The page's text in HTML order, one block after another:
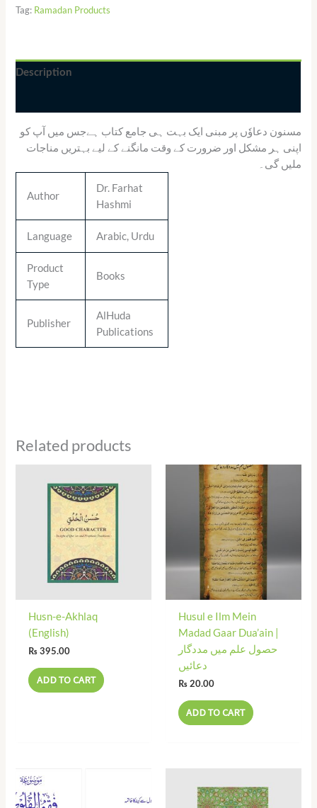
Tag: Ramadan Products
Description
مسنون دعاوٗں پر مبنی ایک بہت ہی جامع کتاب ہےجس میں آپ کو
اپنی ہر مشکل اور ضرورت کے وقت مانگنے کے لیے بہتریں مناجات
ملیں گی۔
Author
Dr. Farhat
Hashmi
Language Arabic, Urdu
Product
Type
Books
Publisher
AlHuda
Publications
Related products
Husn-e-Akhlaq
(English)
₨395.00
ADD TO CART
Husul e Ilm Mein
Madad Gaar Dua’ain |
حصول علم میں مددگار
دعائیں
₨20.00
ADD TO CART